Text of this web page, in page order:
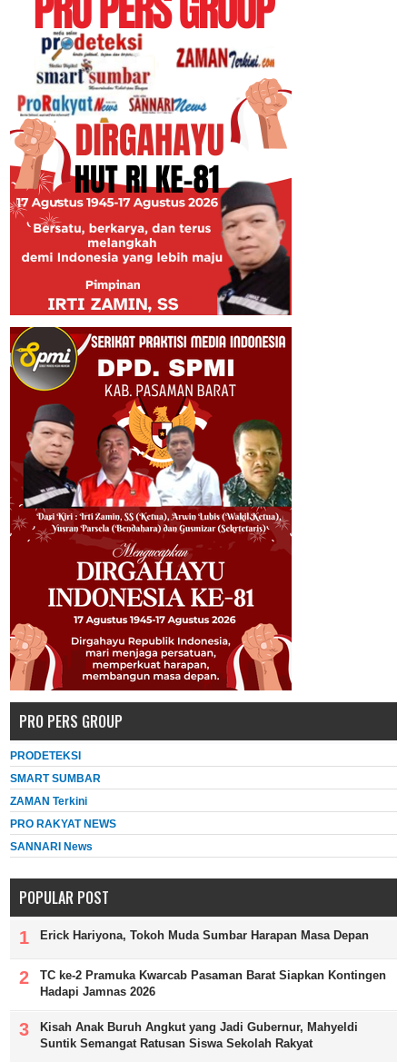
PRO PERS GROUP
PRODETEKSI
SMART SUMBAR
ZAMAN Terkini
PRO RAKYAT NEWS
SANNARI News
POPULAR POST
Erick Hariyona, Tokoh Muda Sumbar Harapan Masa Depan
TC ke-2 Pramuka Kwarcab Pasaman Barat Siapkan Kontingen
Hadapi Jamnas 2026
Kisah Anak Buruh Angkut yang Jadi Gubernur, Mahyeldi
Suntik Semangat Ratusan Siswa Sekolah Rakyat